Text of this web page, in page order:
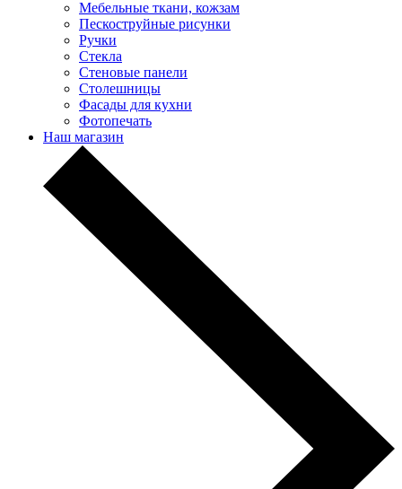
Мебельные ткани, кожзам
Пескоструйные рисунки
Ручки
Стекла
Стеновые панели
Столешницы
Фасады для кухни
Фотопечать
Наш магазин